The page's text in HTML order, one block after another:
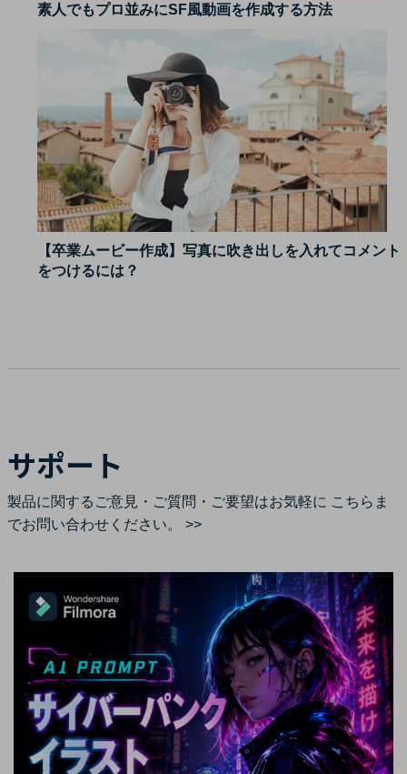
素人でもプロ並みにSF風動画を作成する方法
【卒業ムービー作成】写真に吹き出しを入れてコメント
をつけるには？
サポート
製品に関するご意見・ご質問・ご要望はお気軽に こちらま
でお問い合わせください。 >>